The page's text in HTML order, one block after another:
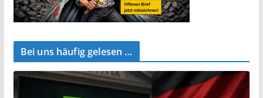
Bei uns häufig gelesen …